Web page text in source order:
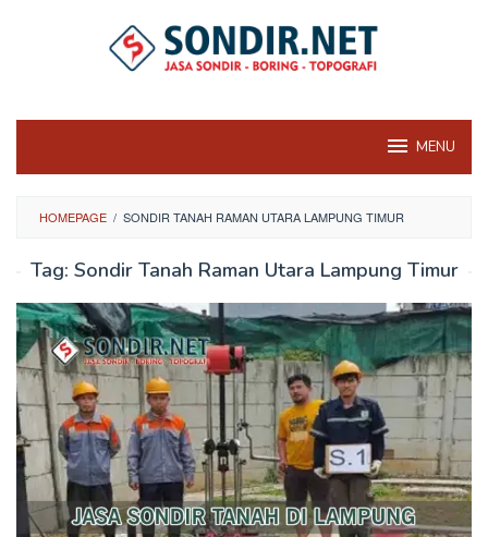
MENU
HOMEPAGE / SONDIR TANAH RAMAN UTARA LAMPUNG TIMUR
Tag: Sondir Tanah Raman Utara Lampung Timur